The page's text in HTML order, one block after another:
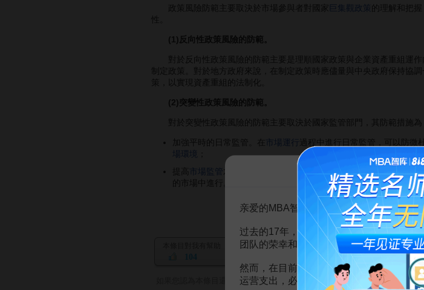
政策風險防範主要取決於市場參與者對國家 巨集觀政策 的理解和把握
(1)反向性政策風險的防範。
對於反向性政策風險的防範主要是理順國家政策與企業資產重組運作
制定政策。對於地方政府來說，在制定政策時應儘量與中央政府保持協
策，以實現資產重組的法制化。
(2)突變性政策風險的防範。
對於突變性政策風險的防範主要取決於國家監管部門，其防範措施為
加強平時的日常監管。在 市場運行 過程中進行日常監管，可以防
場環境
提高
市場監管 水平。根據市場的運行和變化，運用市場控制手段，
的市場中進行。
104 赏 MBA智库
如果您認為本條目還有待完善，需要補充新內容或修改錯誤內容，請 編輯條目
告MBA智库百科
亲爱的MBA智库百科用户：
过去的17年，百科频道一直以免费公益的
团队的荣幸和骄傲。
然而，在目前越来越严峻的经营挑战下，
运营支出，必然会越来越影响您的使用体